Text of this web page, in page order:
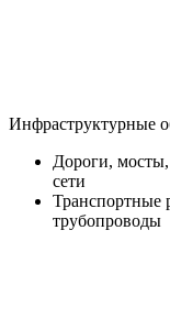
Инфраструктурные
Дороги,
сети
Транспортные
трубопроводы